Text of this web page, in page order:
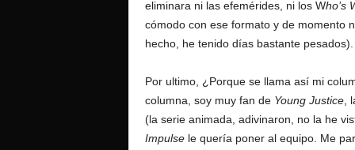
eliminara ni las efemérides, ni los Who’s
cómodo con ese formato y de momento
hecho, he tenido días bastante pesados).
Por ultimo, ¿Porque se llama así mi
columna, soy muy fan de Young Justice,
(la serie animada, adivinaron, no la he
Impulsele quería poner al equipo. Me